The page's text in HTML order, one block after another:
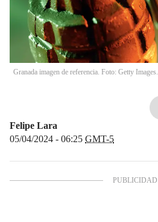
Granada imagen de referencia. Foto: Getty Images.
Felipe Lara
05/04/2024 - 06:25 GMT-5